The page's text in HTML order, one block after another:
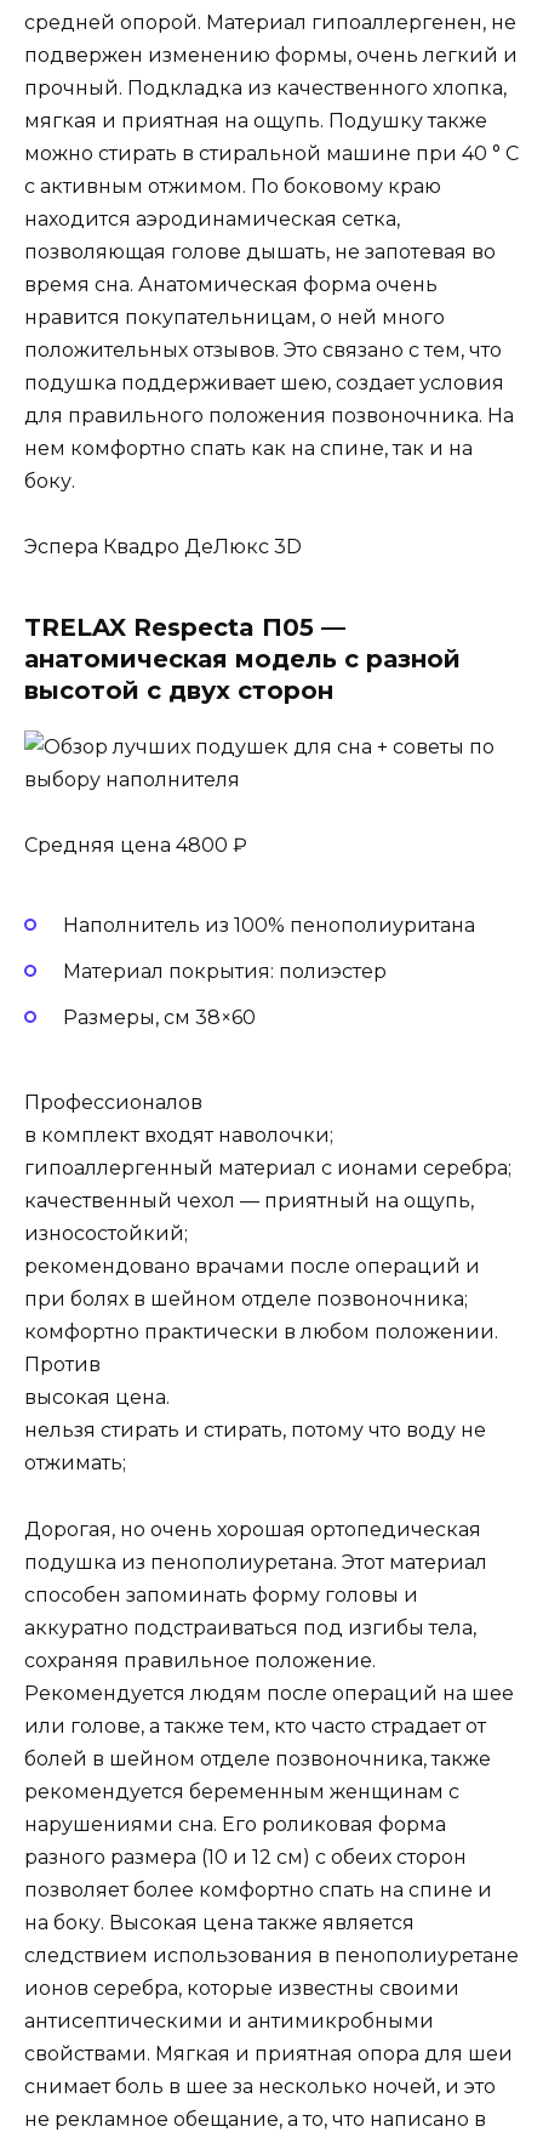
средней опорой. Материал гипоаллергенен, не
подвержен изменению формы, очень легкий и
прочный. Подкладка из качественного хлопка,
мягкая и приятная на ощупь. Подушку также
можно стирать в стиральной машине при 40 ° C
с активным отжимом. По боковому краю
находится аэродинамическая сетка,
позволяющая голове дышать, не запотевая во
время сна. Анатомическая форма очень
нравится покупательницам, о ней много
положительных отзывов. Это связано с тем, что
подушка поддерживает шею, создает условия
для правильного положения позвоночника. На
нем комфортно спать как на спине, так и на
боку.
Эспера Квадро ДеЛюкс 3D
TRELAX Respecta П05 —
анатомическая модель с разной
высотой с двух сторон
Средняя цена 4800 ₽
Наполнитель из 100% пенополиуритана
Материал покрытия: полиэстер
Размеры, см 38×60
Профессионалов
в комплект входят наволочки;
гипоаллергенный материал с ионами серебра;
качественный чехол — приятный на ощупь,
износостойкий;
рекомендовано врачами после операций и
при болях в шейном отделе позвоночника;
комфортно практически в любом положении.
Против
высокая цена.
нельзя стирать и стирать, потому что воду не
отжимать;
Дорогая, но очень хорошая ортопедическая
подушка из пенополиуретана. Этот материал
способен запоминать форму головы и
аккуратно подстраиваться под изгибы тела,
сохраняя правильное положение.
Рекомендуется людям после операций на шее
или голове, а также тем, кто часто страдает от
болей в шейном отделе позвоночника, также
рекомендуется беременным женщинам с
нарушениями сна. Его роликовая форма
разного размера (10 и 12 см) с обеих сторон
позволяет более комфортно спать на спине и
на боку. Высокая цена также является
следствием использования в пенополиуретане
ионов серебра, которые известны своими
антисептическими и антимикробными
свойствами. Мягкая и приятная опора для шеи
снимает боль в шее за несколько ночей, и это
не рекламное обещание, а то, что написано в